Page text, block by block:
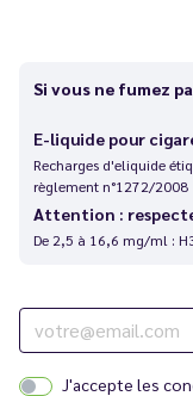
Si vous ne fumez
E-liquide pour
Recharges d'eliquide
règlement n°1272/2008
Attention :
De 2,5 à 16,6 mg/ml :
J'accepte les